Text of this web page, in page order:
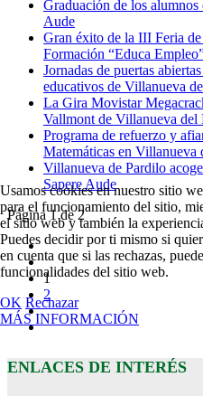
Graduación de los
Aude
Gran éxito de la III Feria
Formación “Educa
Jornadas de puertas
educativos de Villanueva
La Gira Movistar
Vallmont de Villanueva del
Programa de refuerzo y
Matemáticas en Villanueva
Villanueva de Pardilo
Sapere Aude
Página 1 de 2
1
2
ENLACES DE INTERÉS
Usamos cookies en nuestro sitio
para el funcionamiento del sitio,
el sitio web y también la
Puedes decidir por ti mismo si
en cuenta que si las rechazas,
funcionalidades del sitio web.
OK Rechazar
MÁS INFORMACIÓN